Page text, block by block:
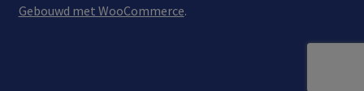
Gebouwd met WooCommerce.